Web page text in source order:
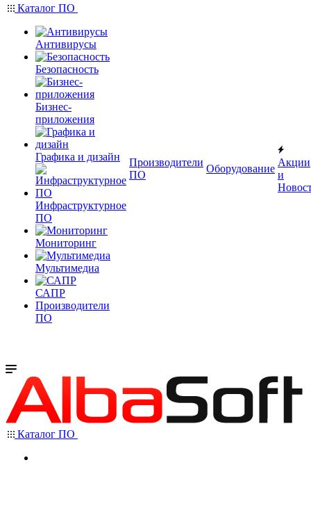
Каталог ПО
Антивирусы
Безопасность
Бизнес-
приложения
Графика и дизайн
Инфраструктурное
ПО
Мониторинг
Мультимедиа
САПР
Производители
ПО
Производители
ПО
Оборудование
Акции
и
Каталог ПО